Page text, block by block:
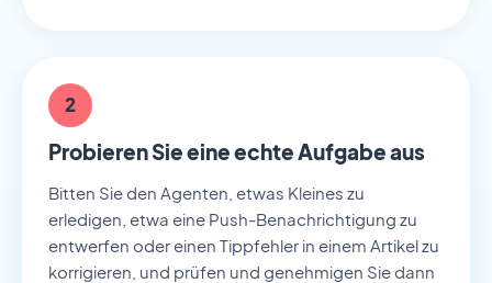
2
Probieren Sie eine echte Aufgabe aus
Bitten Sie den Agenten, etwas Kleines zu
erledigen, etwa eine Push-Benachrichtigung zu
entwerfen oder einen Tippfehler in einem Artikel zu
korrigieren, und prüfen und genehmigen Sie dann